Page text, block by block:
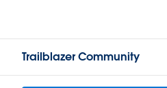
Trailblazer Community